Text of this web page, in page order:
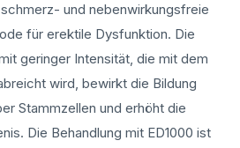
und nebenwirkungsfreie
für erektile Dysfunktion. Die
geringer Intensität, die mit dem
wird, bewirkt die Bildung
Stammzellen und erhöht die
Die Behandlung mit ED1000 ist